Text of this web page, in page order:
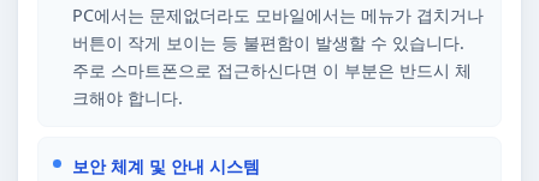
PC에서는 문제없더라도 모바일에서는 메뉴가 겹치거나
버튼이 작게 보이는 등 불편함이 발생할 수 있습니다.
주로 스마트폰으로 접근하신다면 이 부분은 반드시 체
크해야 합니다.
보안 체계 및 안내 시스템